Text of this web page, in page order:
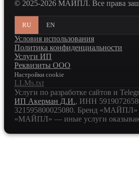
© 2025-2026 МАЙПЛ. Все права
RU EN
Условия использования
Политика конфиденциальности
Услуги ИП
Реквизиты ООО
Настройки cookie
LLMs.txt
Услуги по разработке сайтов и
ИП Акерман Д.И., ИНН
321595800025080. Бренд «МАЙПЛ»
«МАЙПЛ» — иные услуги